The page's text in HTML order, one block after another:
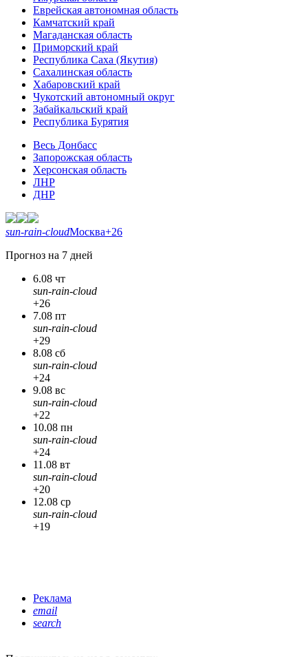
Еврейская автономная область
Камчатский край
Магаданская область
Приморский край
Республика Саха (Якутия)
Сахалинская область
Хабаровский край
Чукотский автономный округ
Забайкальский край
Республика Бурятия
Весь Донбасс
Запорожская область
Херсонская область
ЛНР
ДНР
sun-rain-cloudМосква+26
Прогноз на 7 дней
6.08 чт
sun-rain-cloud
+26
7.08 пт
sun-rain-cloud
+29
8.08 сб
sun-rain-cloud
+24
9.08 вс
sun-rain-cloud
+22
10.08 пн
sun-rain-cloud
+24
11.08 вт
sun-rain-cloud
+20
12.08 ср
sun-rain-cloud
+19
Реклама
email
search